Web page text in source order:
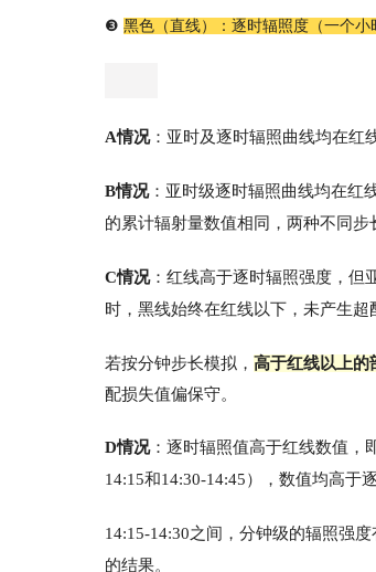
❸ 黑色（直线）：逐时辐照度（一个小